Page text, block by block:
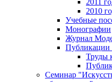
2010
Учебные
Монографии
Журнал
Публикации
Труды
Семинар